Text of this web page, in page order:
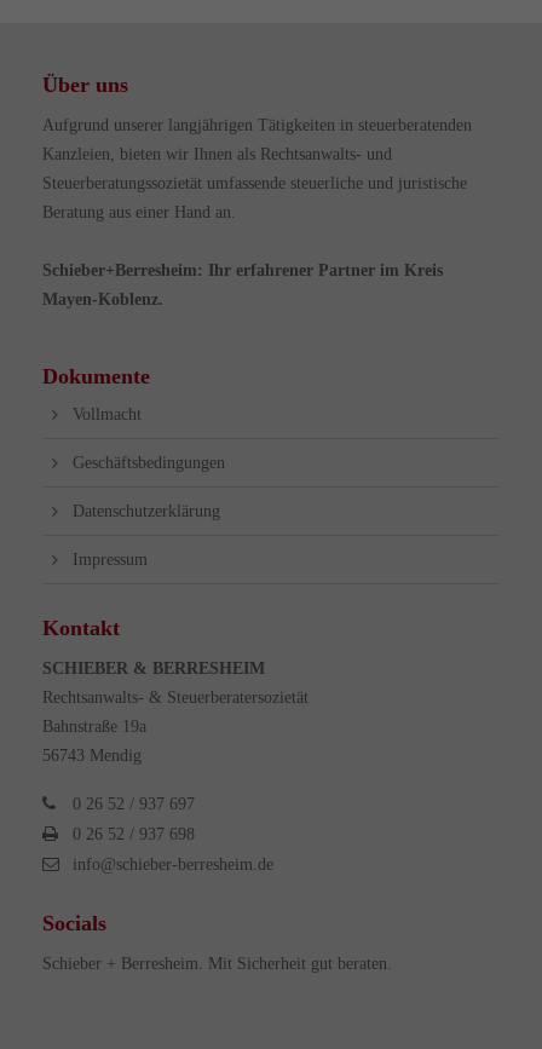
Über uns
Aufgrund unserer langjährigen Tätigkeiten in steuerberatenden
Kanzleien, bieten wir Ihnen als Rechtsanwalts- und
Steuerberatungssozietät umfassende steuerliche und juristische
Beratung aus einer Hand an.
Schieber+Berresheim: Ihr erfahrener Partner im Kreis
Mayen-Koblenz.
Dokumente
Vollmacht
Geschäftsbedingungen
Datenschutzerklärung
Impressum
Kontakt
SCHIEBER & BERRESHEIM
Rechtsanwalts- & Steuerberatersozietät
Bahnstraße 19a
56743 Mendig
0 26 52 / 937 697
0 26 52 / 937 698
info@schieber-berresheim.de
Socials
Schieber + Berresheim. Mit Sicherheit gut beraten.